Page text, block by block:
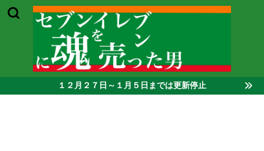
１２月２７日～１月５日までは更新停止